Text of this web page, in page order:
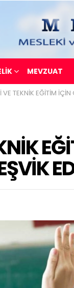
MEVZUAT
EĞİTİM İÇİN ÖĞRENCİLER